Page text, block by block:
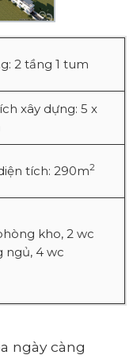
2 tầng 1 tum
xây dựng: 5 x
tích: 290m2
kho, 2 wc
ngủ, 4 wc
ngày càng